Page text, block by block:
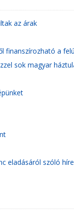
az árak
finanszírozható a
sok magyar
eladásáról szóló